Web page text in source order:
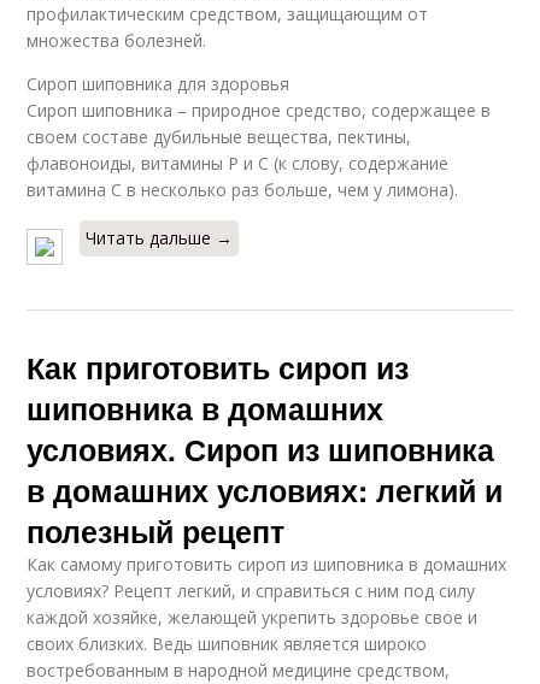
профилактическим средством, защищающим от
множества болезней.
Сироп шиповника для здоровья
Сироп шиповника – природное средство, содержащее в
своем составе дубильные вещества, пектины,
флавоноиды, витамины Р и С (к слову, содержание
витамина С в несколько раз больше, чем у лимона).
Читать дальше →
Как приготовить сироп из
шиповника в домашних
условиях. Сироп из шиповника
в домашних условиях: легкий и
полезный рецепт
Как самому приготовить сироп из шиповника в домашних
условиях? Рецепт легкий, и справиться с ним под силу
каждой хозяйке, желающей укрепить здоровье свое и
своих близких. Ведь шиповник является широко
востребованным в народной медицине средством,